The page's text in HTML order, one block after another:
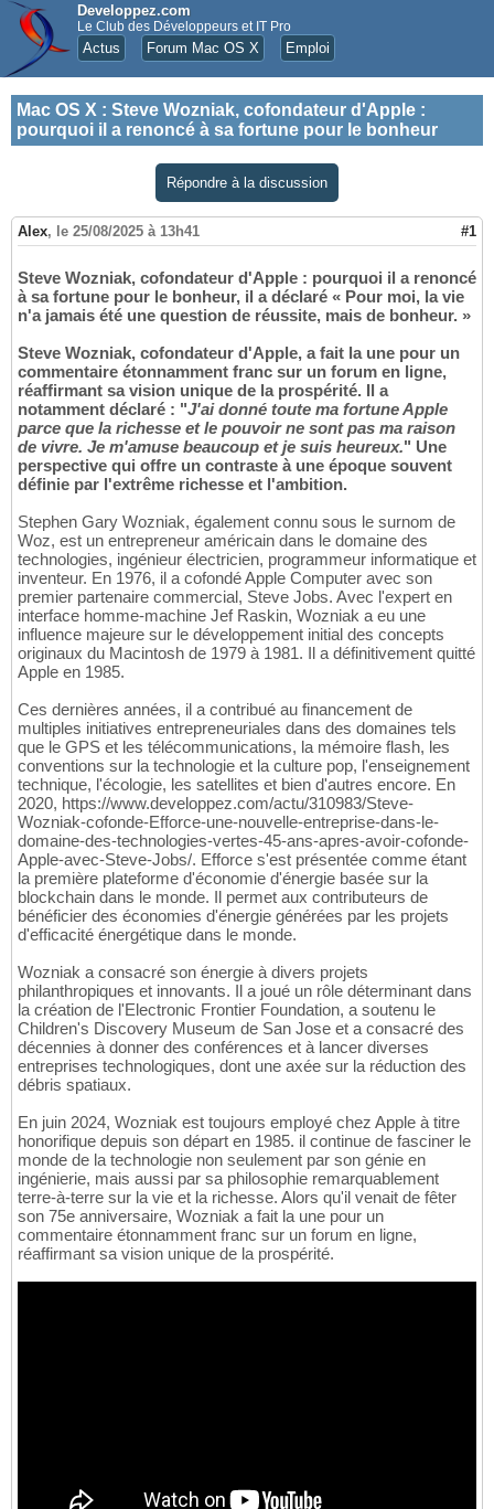
Developpez.com
Le Club des Développeurs et IT Pro
Actus Forum Mac OS X Emploi
Mac OS X : Steve Wozniak, cofondateur d'Apple :
pourquoi il a renoncé à sa fortune pour le bonheur
Répondre à la discussion
Alex, le 25/08/2025 à 13h41 #1
Steve Wozniak, cofondateur d'Apple : pourquoi il a renoncé
à sa fortune pour le bonheur, il a déclaré « Pour moi, la vie
n'a jamais été une question de réussite, mais de bonheur. »
Steve Wozniak, cofondateur d'Apple, a fait la une pour un
commentaire étonnamment franc sur un forum en ligne,
réaffirmant sa vision unique de la prospérité. Il a
notamment déclaré : "J'ai donné toute ma fortune Apple
parce que la richesse et le pouvoir ne sont pas ma raison
de vivre. Je m'amuse beaucoup et je suis heureux." Une
perspective qui offre un contraste à une époque souvent
définie par l'extrême richesse et l'ambition.
Stephen Gary Wozniak, également connu sous le surnom de
Woz, est un entrepreneur américain dans le domaine des
technologies, ingénieur électricien, programmeur informatique et
inventeur. En 1976, il a cofondé Apple Computer avec son
premier partenaire commercial, Steve Jobs. Avec l'expert en
interface homme-machine Jef Raskin, Wozniak a eu une
influence majeure sur le développement initial des concepts
originaux du Macintosh de 1979 à 1981. Il a définitivement quitté
Apple en 1985.
Ces dernières années, il a contribué au financement de
multiples initiatives entrepreneuriales dans des domaines tels
que le GPS et les télécommunications, la mémoire flash, les
conventions sur la technologie et la culture pop, l'enseignement
technique, l'écologie, les satellites et bien d'autres encore. En
2020, https://www.developpez.com/actu/310983/Steve-
Wozniak-cofonde-Efforce-une-nouvelle-entreprise-dans-le-
domaine-des-technologies-vertes-45-ans-apres-avoir-cofonde-
Apple-avec-Steve-Jobs/. Efforce s'est présentée comme étant
la première plateforme d'économie d'énergie basée sur la
blockchain dans le monde. Il permet aux contributeurs de
bénéficier des économies d'énergie générées par les projets
d'efficacité énergétique dans le monde.
Wozniak a consacré son énergie à divers projets
philanthropiques et innovants. Il a joué un rôle déterminant dans
la création de l'Electronic Frontier Foundation, a soutenu le
Children's Discovery Museum de San Jose et a consacré des
décennies à donner des conférences et à lancer diverses
entreprises technologiques, dont une axée sur la réduction des
débris spatiaux.
En juin 2024, Wozniak est toujours employé chez Apple à titre
honorifique depuis son départ en 1985. il continue de fasciner le
monde de la technologie non seulement par son génie en
ingénierie, mais aussi par sa philosophie remarquablement
terre-à-terre sur la vie et la richesse. Alors qu'il venait de fêter
son 75e anniversaire, Wozniak a fait la une pour un
commentaire étonnamment franc sur un forum en ligne,
réaffirmant sa vision unique de la prospérité.